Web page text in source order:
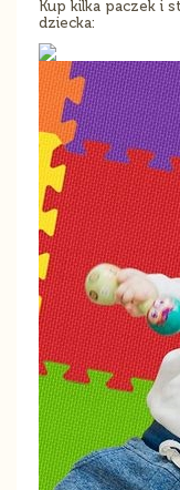
Kup kilka paczek i
dziecka: